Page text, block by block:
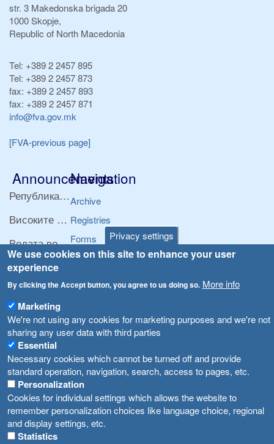
Privacy settings
We use cookies on this site to enhance your user
experience
By clicking the Accept button, you agree to us doing so. More info
Marketing
We're not using any cookies for marketing purposes and we're not
sharing any user data with third parties
Essential
Necessary cookies which cannot be turned off and provide
standard operation, navigation, search, access to pages, etc.
Personalization
Cookies for individual settings which allows the website to
remember personalization choices like language choice, regional
and display settings, etc.
Statistics
str. 3 Makedonska brigada 20
1000 Skopje,
Republic of North Macedonia
Tel: +389 2 2457 895
Tel: +389 2 2457 873
fax: +389 2 2457 893
fax: +389 2 2457 871
info@fva.gov.mk
[FVA-previous page]
Announcements
Република Бугарија ги засили официјалните контроли при увоз на свежо овошје и зеленчук
Високите температури ризик од труење со храна, опасни се и за животните
Водата во Гостивар може да се користи како техничка, продолжува испораката на флаширана вода
Во Гостивар спроведени 70 вонредни контроли
Забраната за водата во Гостивар останува на сила, операторите да користат само технички безбедна вода
Navigation
Archive
Registries
Forms
Bans